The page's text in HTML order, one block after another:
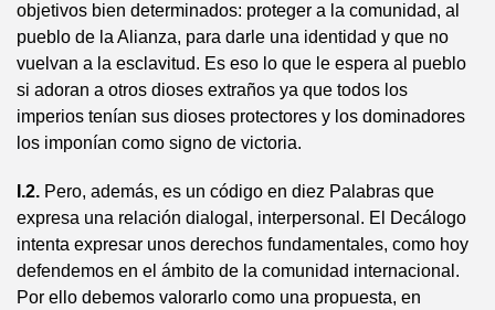
objetivos bien determinados: proteger a la comunidad, al
pueblo de la Alianza, para darle una identidad y que no
vuelvan a la esclavitud. Es eso lo que le espera al pueblo
si adoran a otros dioses extraños ya que todos los
imperios tenían sus dioses protectores y los dominadores
los imponían como signo de victoria.
I.2. Pero, además, es un código en diez Palabras que
expresa una relación dialogal, interpersonal. El Decálogo
intenta expresar unos derechos fundamentales, como hoy
defendemos en el ámbito de la comunidad internacional.
Por ello debemos valorarlo como una propuesta, en